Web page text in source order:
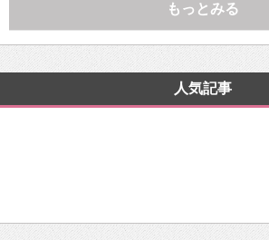
もっとみる
人気記事